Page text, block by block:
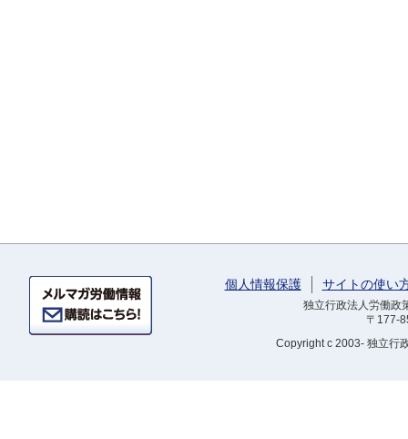
個人情報保護 サイトの使い
独立行政法人労働
〒177-
Copyrightc 2003- 独立行